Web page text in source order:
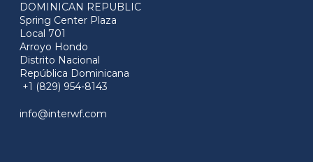
DOMINICAN REPUBLIC
Spring Center Plaza
Local 701
Arroyo Hondo
Distrito Nacional
República Dominicana
+1 (829) 954-8143
info@interwf.com